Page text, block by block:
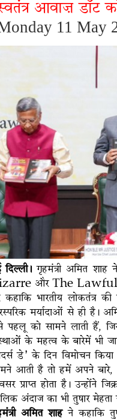
आवाज़ डॉट
11 May
दिल्ली।गृहमंत्री अमित
और The Lawful
कहाकि भारतीय लोकतंत्र
मर्यादाओं से ही है।
पहलू को सामने लाती हैं,
के महत्व के बारेमें भी
डे’ के दिन विमोचन
आती है तो हमें अपने बारे,
प्राप्त होता है। उन्होंने
अंदाज का भी तुषार
अमित शाहने कहाकि